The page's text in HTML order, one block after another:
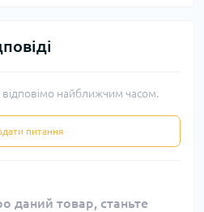
відповімо найближчим часом.
питання
даний товар, станьте